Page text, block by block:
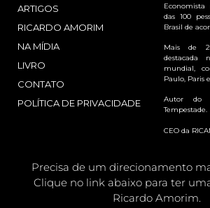
ARTIGOS
RICARDO AMORIM
NA MÍDIA
LIVRO
CONTATO
POLÍTICA DE PRIVACIDADE
das 100
Brasil de
Mais de
destacada
mundial,
Paulo, Paris
Autor do
Tempestade.
CEO da
Precisa de um direcionamento
Clique no link abaixo para ter
Ricardo Amorim.